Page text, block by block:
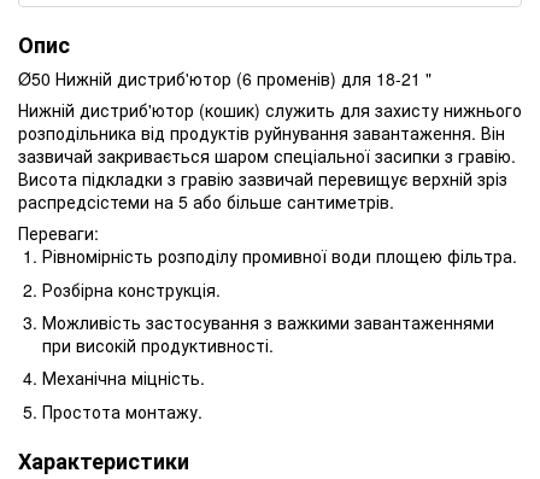
Опис
Ø50 Нижній дистриб'ютор (6 променів) для 18-21 "
Нижній дистриб'ютор (кошик) служить для захисту нижнього
розподільника від продуктів руйнування завантаження. Він
зазвичай закривається шаром спеціальної засипки з гравію.
Висота підкладки з гравію зазвичай перевищує верхній зріз
распредсістеми на 5 або більше сантиметрів.
Переваги:
Рівномірність розподілу промивної води площею фільтра.
Розбірна конструкція.
Можливість застосування з важкими завантаженнями
при високій продуктивності.
Механічна міцність.
Простота монтажу.
Характеристики